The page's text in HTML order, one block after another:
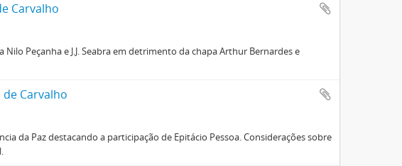
Carvalho
Peçanha e J.J. Seabra em detrimento da chapa Arthur Bernardes e
Carvalho
da Paz destacando a participação de Epitácio Pessoa. Considerações sobre